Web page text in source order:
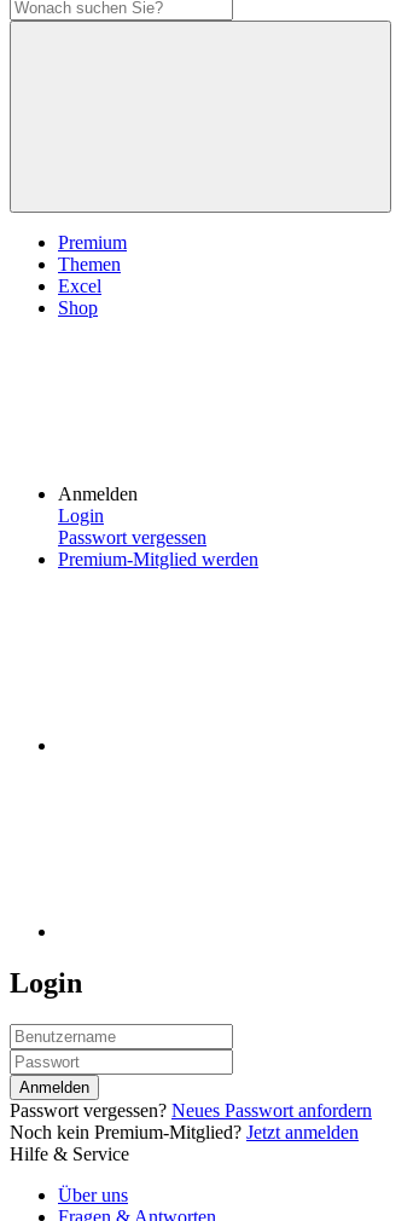
Premium
Themen
Excel
Shop
Anmelden
Login
Passwort vergessen
Premium-Mitglied werden
Login
Anmelden
Passwort vergessen? Neues Passwort anfordern
Noch kein Premium-Mitglied? Jetzt anmelden
Hilfe & Service
Über uns
Fragen & Antworten